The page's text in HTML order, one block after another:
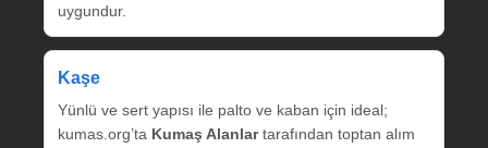
uygundur.
Kaşe
Yünlü ve sert yapısı ile palto ve kaban için ideal;
kumas.org’ta Kumaş Alanlartarafından toptan alım